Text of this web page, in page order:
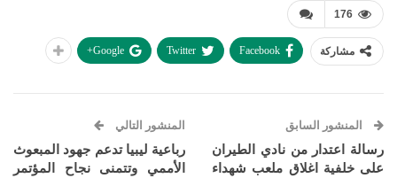
176
مشاركة Facebook
Twitter
Google+
المنشور السابق
رسالة اعتدار من نادي الطيران
على خلفية اغلاق ملعب شهداء
المنشور التالي
رباعية ليبيا تدعم جهود المبعوث
الأممي وتتمنى نجاح المؤتمر